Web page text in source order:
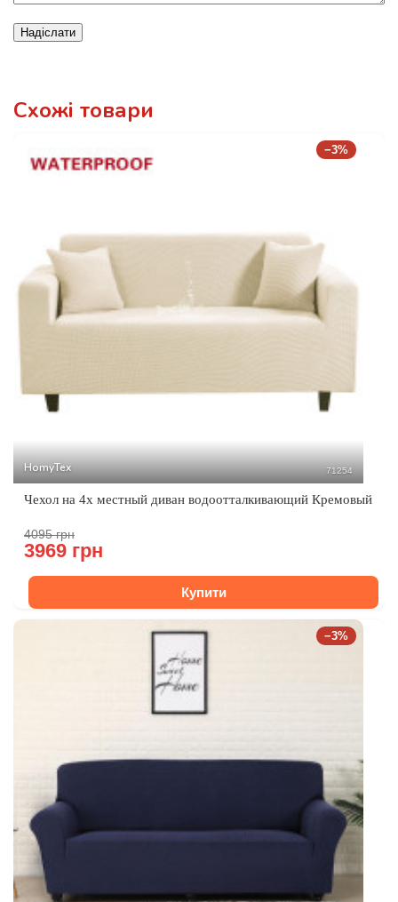
Надіслати
Схожі товари
−3%
HomyTex 71254
Чехол на 4х местный диван водоотталкивающий Кремовый
4095 грн
3969 грн
Купити
−3%